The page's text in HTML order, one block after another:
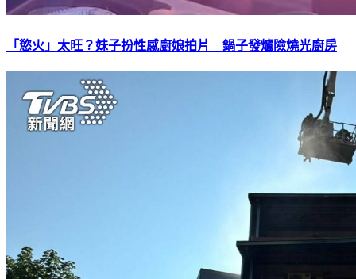
「慾火」太旺？妹子扮性感廚娘拍片 鍋子發爐險燒光廚房